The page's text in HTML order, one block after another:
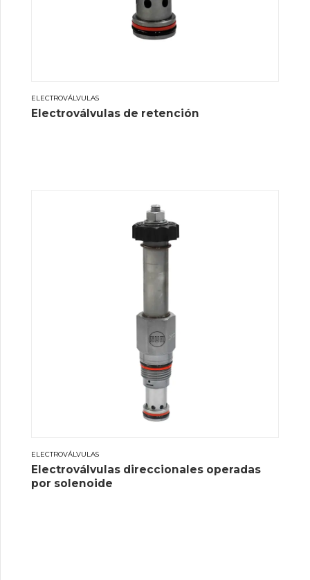
ELECTROVÁLVULAS
Electroválvulas de retención
ELECTROVÁLVULAS
Electroválvulas direccionales operadas
por solenoide